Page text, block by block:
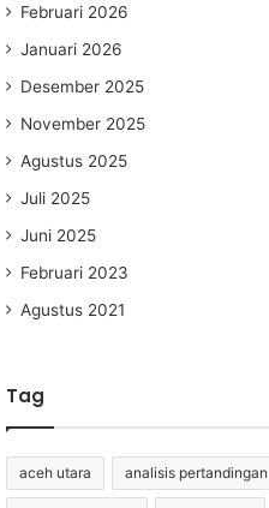
Februari 2026
Januari 2026
Desember 2025
November 2025
Agustus 2025
Juli 2025
Juni 2025
Februari 2023
Agustus 2021
Tag
aceh utara analisis pertandingan